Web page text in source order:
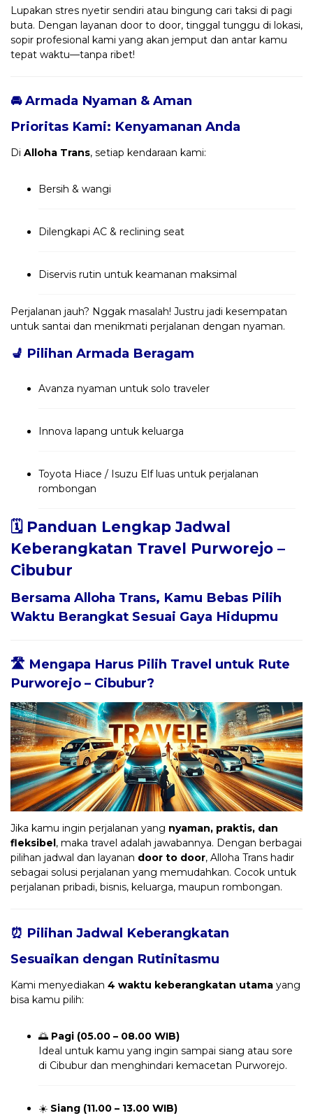
Lupakan stres nyetir sendiri atau bingung cari taksi di pagi
buta. Dengan layanan door to door, tinggal tunggu di lokasi,
sopir profesional kami yang akan jemput dan antar kamu
tepat waktu—tanpa ribet!
🚘 Armada Nyaman & Aman
Prioritas Kami: Kenyamanan Anda
Di Alloha Trans, setiap kendaraan kami:
Bersih & wangi
Dilengkapi AC & reclining seat
Diservis rutin untuk keamanan maksimal
Perjalanan jauh? Nggak masalah! Justru jadi kesempatan
untuk santai dan menikmati perjalanan dengan nyaman.
💺 Pilihan Armada Beragam
Avanza nyaman untuk solo traveler
Innova lapang untuk keluarga
Toyota Hiace / Isuzu Elf luas untuk perjalanan
rombongan
🗓️ Panduan Lengkap Jadwal
Keberangkatan Travel Purworejo –
Cibubur
Bersama Alloha Trans, Kamu Bebas Pilih
Waktu Berangkat Sesuai Gaya Hidupmu
🛣️ Mengapa Harus Pilih Travel untuk Rute
Purworejo – Cibubur?
Jika kamu ingin perjalanan yang nyaman, praktis, dan
fleksibel, maka travel adalah jawabannya. Dengan berbagai
pilihan jadwal dan layanan door to door, Alloha Trans hadir
sebagai solusi perjalanan yang memudahkan. Cocok untuk
perjalanan pribadi, bisnis, keluarga, maupun rombongan.
⏰ Pilihan Jadwal Keberangkatan
Sesuaikan dengan Rutinitasmu
Kami menyediakan 4 waktu keberangkatan utama yang
bisa kamu pilih:
🌅 Pagi (05.00 – 08.00 WIB)
Ideal untuk kamu yang ingin sampai siang atau sore
di Cibubur dan menghindari kemacetan Purworejo.
☀️ Siang (11.00 – 13.00 WIB)